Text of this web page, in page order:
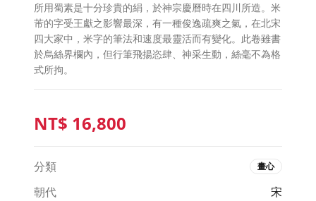
所用蜀素是十分珍貴的絹，於神宗慶曆時在四川所造。米
芾的字受王獻之影響最深，有一種俊逸疏爽之氣，在北宋
四大家中，米字的筆法和速度最靈活而有變化。此卷雖書
於烏絲界欄內，但行筆飛揚恣肆、神采生動，絲毫不為格
式所拘。
NT$ 16,800
分類 畫心
朝代
宋